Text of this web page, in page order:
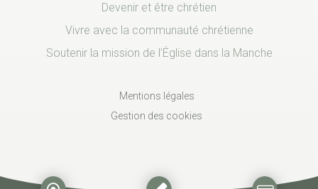
Devenir et être chrétien
Vivre avec la communauté chrétienne
Soutenir la mission de l’Église dans la Manche
Mentions légales
Gestion des cookies